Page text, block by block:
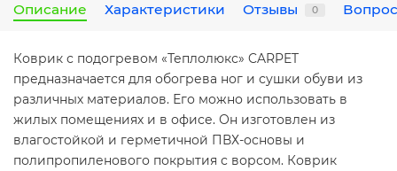
Описание Характеристики Отзывы 0
Коврик с подогревом «Теплолюкс» CARPET
предназначается для обогрева ног и сушки обуви из
различных материалов. Его можно использовать в
жилых помещениях и в офисе. Он изготовлен из
влагостойкой и герметичной ПВХ-основы и
полипропиленового покрытия с ворсом. Коврик